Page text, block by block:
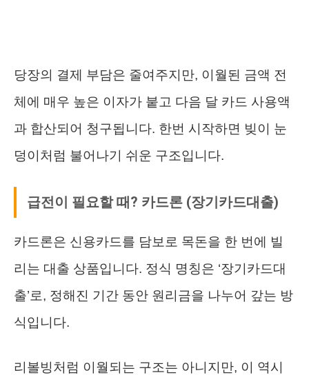
당장의 결제 부담은 줄여주지만, 이월된 금액 전
체에 매우 높은 이자가 붙고 다음 달 카드 사용액
과 합산되어 청구됩니다. 한번 시작하면 빚이 눈
덩이처럼 불어나기 쉬운 구조입니다.
급전이 필요할 때? 카드론 (장기카드대출)
카드론은 신용카드를 담보로 목돈을 한 번에 빌
리는 대출 상품입니다. 정식 명칭은 ‘장기카드대
출’로, 정해진 기간 동안 원리금을 나누어 갚는 방
식입니다.
리볼빙처럼 이월되는 구조는 아니지만, 이 역시